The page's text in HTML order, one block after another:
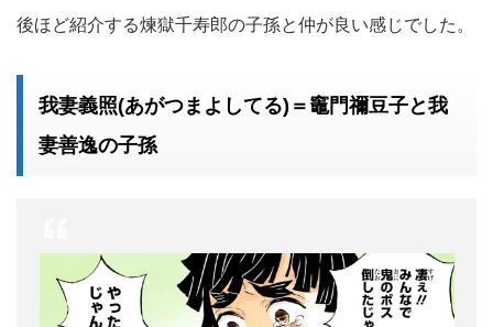
後ほど紹介する煉獄千寿郎の子孫と仲が良い感じでした。
我妻義照(あがつまよしてる)＝竈門禰豆子と我
妻善逸の子孫